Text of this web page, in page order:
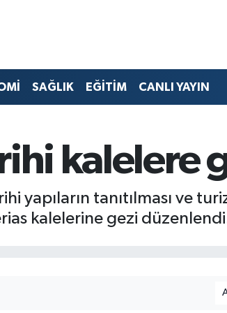
SAĞLIK EĞİTİM CANLI YAYIN
kalelere
yapıların tanıtılması ve
kalelerine gezi